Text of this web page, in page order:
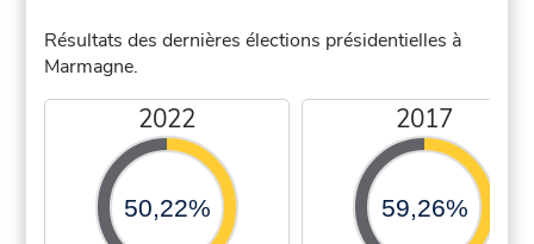
Résultats des dernières élections présidentielles à
Marmagne.
2022
50,22%
2017
59,26%